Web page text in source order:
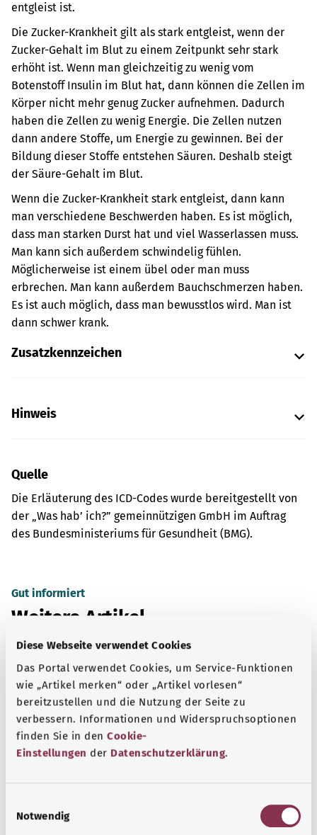
Diese Webseite verwendet Cookies
Das Portal verwendet Cookies, um Service-Funktionen
wie „Artikel merken“ oder „Artikel vorlesen“
bereitzustellen und die Nutzung der Seite zu
verbessern. Informationen und Widerspruchsoptionen
finden Sie in den Cookie-
Einstellungen der Datenschutzerklärung.
Notwendig
entgleist ist.
Die Zucker-Krankheit gilt als stark entgleist, wenn der
Zucker-Gehalt im Blut zu einem Zeitpunkt sehr stark
erhöht ist. Wenn man gleichzeitig zu wenig vom
Botenstoff Insulin im Blut hat, dann können die Zellen im
Körper nicht mehr genug Zucker aufnehmen. Dadurch
haben die Zellen zu wenig Energie. Die Zellen nutzen
dann andere Stoffe, um Energie zu gewinnen. Bei der
Bildung dieser Stoffe entstehen Säuren. Deshalb steigt
der Säure-Gehalt im Blut.
Wenn die Zucker-Krankheit stark entgleist, dann kann
man verschiedene Beschwerden haben. Es ist möglich,
dass man starken Durst hat und viel Wasserlassen muss.
Man kann sich außerdem schwindelig fühlen.
Möglicherweise ist einem übel oder man muss
erbrechen. Man kann außerdem Bauchschmerzen haben.
Es ist auch möglich, dass man bewusstlos wird. Man ist
dann schwer krank.
Zusatzkennzeichen
Hinweis
Quelle
Die Erläuterung des ICD-Codes wurde bereitgestellt von
der „Was hab’ ich?” gemeinnützigen GmbH im Auftrag
des Bundesministeriums für Gesundheit (BMG).
Gut informiert
Weitere Artikel